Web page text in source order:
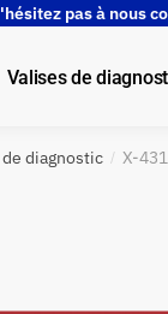
pas à nous
Valises de
diagnostic / X-